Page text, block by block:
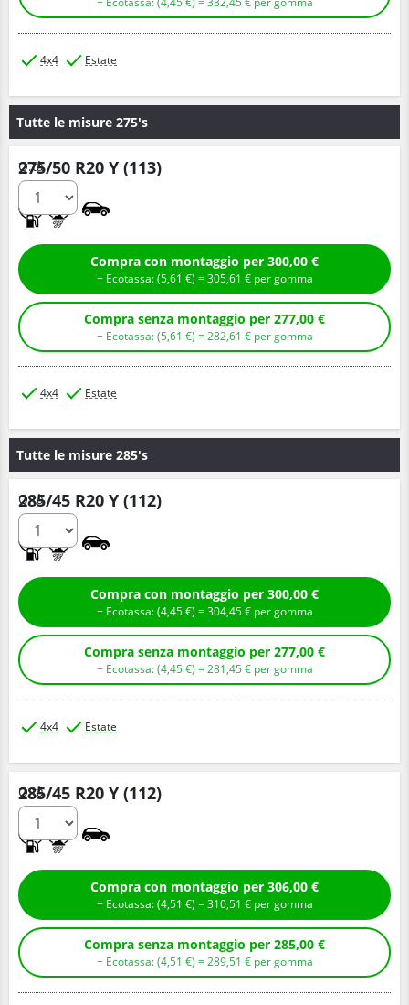
4x4 Estate
Tutte le misure 275's
275/50 R20 Y (113)
Q.tà
Compra con montaggio per 300,00 €
+ Ecotassa: (5,61 € ) =305,61 € per gomma
Compra senza montaggio per 277,00 €
+ Ecotassa: (5,61 € ) =282,61 € per gomma
4x4 Estate
Tutte le misure 285's
285/45 R20 Y (112)
Q.tà
Compra con montaggio per 300,00 €
+ Ecotassa: (4,45€ ) =304,45€ per gomma
Compra senza montaggio per 277,00 €
+ Ecotassa: (4,45€ ) =281,45€ per gomma
4x4 Estate
285/45 R20 Y (112)
Q.tà
Compra con montaggio per 306,00 €
+ Ecotassa: (4,51 € ) =310,51 € per gomma
Compra senza montaggio per 285,00 €
+ Ecotassa: (4,51 € ) =289,51 € per gomma